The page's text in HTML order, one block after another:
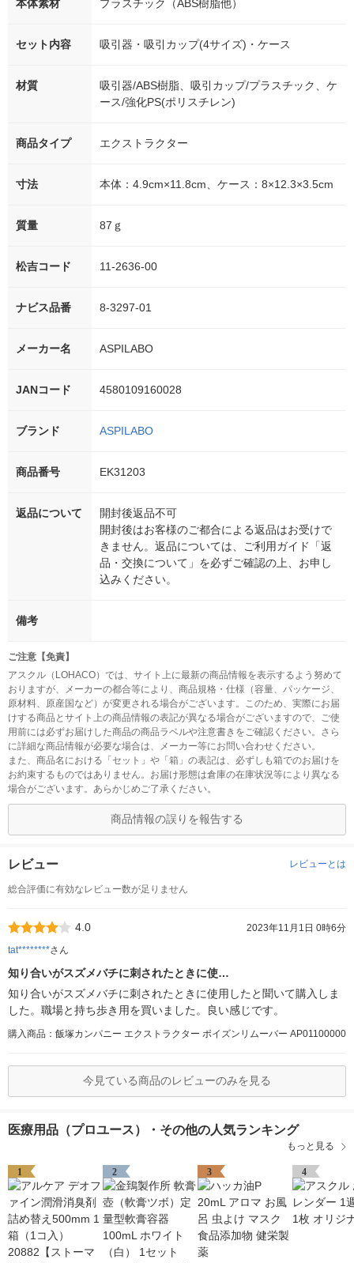
本体素材 プラスチック（ABS樹脂他）
セット内容 吸引器・吸引カップ(4サイズ)・ケース
材質
吸引器/ABS樹脂、吸引カップ/プラスチック、ケ
ース/強化PS(ポリスチレン)
商品タイプ エクストラクター
寸法 本体：4.9cm×11.8cm、ケース：8×12.3×3.5cm
質量 87ｇ
松吉コード 11-2636-00
ナビス品番 8-3297-01
メーカー名 ASPILABO
JANコード 4580109160028
ブランド ASPILABO
商品番号 EK31203
返品について
開封後返品不可
開封後はお客様のご都合による返品はお受けで
きません。返品については、ご利用ガイド「返
品・交換について」を必ずご確認の上、お申し
込みください。
備考
ご注意【免責】
アスクル（LOHACO）では、サイト上に最新の商品情報を表示するよう努めて
おりますが、メーカーの都合等により、商品規格・仕様（容量、パッケージ、
原材料、原産国など）が変更される場合がございます。このため、実際にお届
けする商品とサイト上の商品情報の表記が異なる場合がございますので、ご使
用前には必ずお届けした商品の商品ラベルや注意書きをご確認ください。さら
に詳細な商品情報が必要な場合は、メーカー等にお問い合わせください。
また、商品名における「セット」や「箱」の表記は、必ずしも箱でのお届けを
お約束するものではありません。お届け形態は倉庫の在庫状況等により異なる
場合がございます。あらかじめご了承ください。
商品情報の誤りを報告する
レビュー レビューとは
総合評価に有効なレビュー数が足りません
4.0
2023年11月1日 0時6分
tat********さん
知り合いがスズメバチに刺されたときに使…
知り合いがスズメバチに刺されたときに使用したと聞いて購入しま
した。職場と持ち歩き用を買いました。良い感じです。
購入商品：飯塚カンパニー エクストラクター ポイズンリムーバー AP01100000
今見ている商品のレビューのみを見る
医療用品（プロユース）・その他の人気ランキング
もっと見る
1 2 3 4